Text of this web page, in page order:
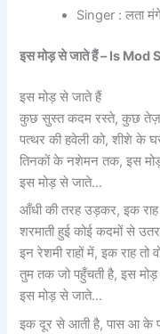
Singer : लता
इस मोड़ से जाते हैं –Is Mod
इस मोड़ से जाते हैं
कुछ सुस्त कदम रस्ते, कुछ तेज़
पत्थर की हवेली को, शीशे के
तिनकों के नशेमन तक, इस
इस मोड़ से जाते…
आँधी की तरह उड़कर, इक
शरमाती हुई कोई कदमों से
इन रेशमी राहों में, इक राह तो
तुम तक जो पहुँचती है, इस मोड़
इस मोड़ से जाते…
इक दूर से आती है, पास आ के